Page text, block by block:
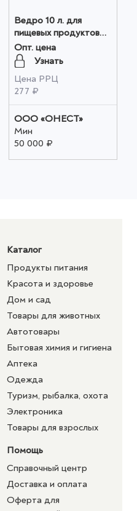
Ведро 10 л. для
пищевых продуктов
жесткий с крышкой
голубой оптом
Опт. цена
Узнать
Цена РРЦ
277 ₽
ООО «ОНЕСТ»
Мин
50 000 ₽
Каталог
Продукты питания
Красота и здоровье
Дом и сад
Товары для животных
Автотовары
Бытовая химия и гигиена
Аптека
Одежда
Туризм, рыбалка, охота
Электроника
Товары для взрослых
Помощь
Справочный центр
Доставка и оплата
Оферта для